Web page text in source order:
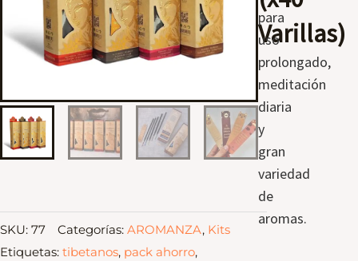
Varillas)
para
uso
prolongado,
meditación
diaria
y
gran
variedad
de
aromas.
SKU: 77 Categorías: AROMANZA, Kits
Etiquetas: tibetanos, pack ahorro,